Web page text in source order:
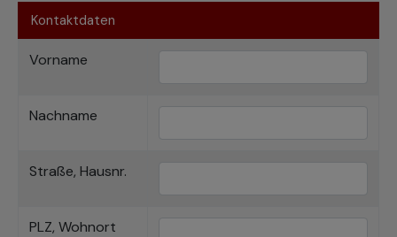
Kontaktdaten
Vorname
Nachname
Straße, Hausnr.
PLZ, Wohnort